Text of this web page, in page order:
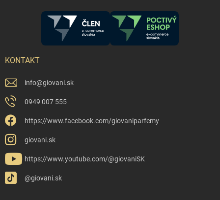
KONTAKT
info@giovani.sk
0949 007 555
https://www.facebook.com/giovaniparfemy
giovani.sk
https://www.youtube.com/@giovaniSK
@giovani.sk